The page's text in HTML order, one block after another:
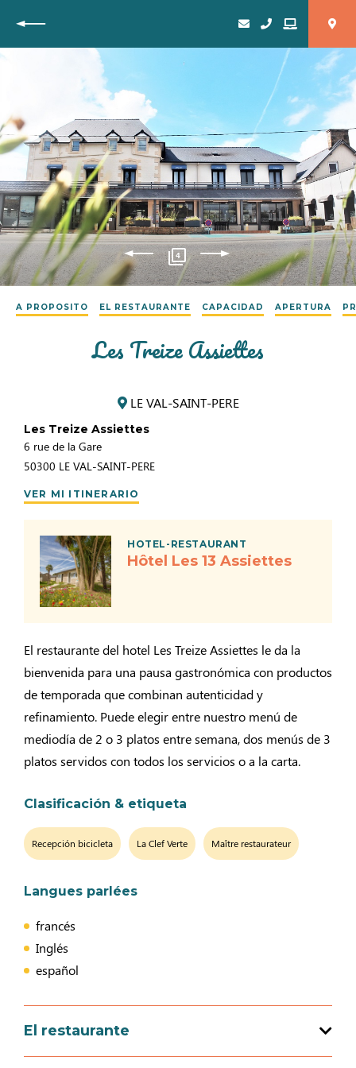
Vuelta
4
A PROPOSITO EL RESTAURANTE CAPACIDAD APERTURA
Les Treize Assiettes
LE VAL-SAINT-PERE
Les Treize Assiettes
6 rue de la Gare
50300 LE VAL-SAINT-PERE
VER MI ITINERARIO
HOTEL-RESTAURANT
Hôtel Les 13 Assiettes
El restaurante del hotel Les Treize Assiettes le da la
bienvenida para una pausa gastronómica con productos
de temporada que combinan autenticidad y
refinamiento. Puede elegir entre nuestro menú de
mediodía de 2 o 3 platos entre semana, dos menús de 3
platos servidos con todos los servicios o a la carta.
Clasificación & etiqueta
Recepción bicicleta La Clef Verte Maître restaurateur
Langues parlées
francés
Inglés
español
El restaurante